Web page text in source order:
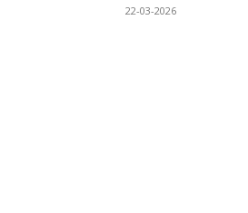
22-03-2026